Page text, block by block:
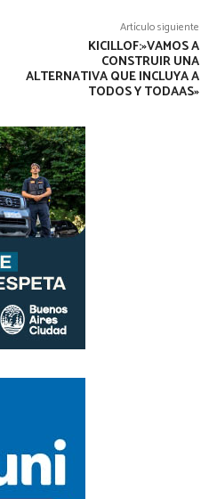
Artículo siguiente
KICILLOF:»VAMOS A
CONSTRUIR UNA
ALTERNATIVA QUE INCLUYA A
TODOS Y TODAAS»